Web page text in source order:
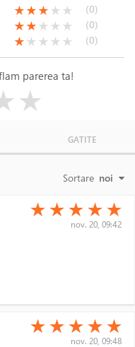
(*)
★(*)
★(*)
★( )
★ ( )
★ (0)
(*)
★(*)
★( )
★ ( )
★ ( )
★ (0)
(*)
★( )
★ ( )
★ ( )
★ ( )
★ (0)
parerea ta!
★
GATITE
Sortare noi
(*)
★ (*)
★ (*)
★ (*)
★ (*)
★
nov. 20, 09:42
(*)
★ (*)
★ (*)
★ (*)
★ (*)
★
nov. 20, 09:48